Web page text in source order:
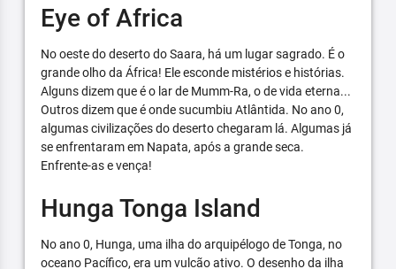
Eye of Africa
No oeste do deserto do Saara, há um lugar sagrado. É o
grande olho da África! Ele esconde mistérios e histórias.
Alguns dizem que é o lar de Mumm-Ra, o de vida eterna...
Outros dizem que é onde sucumbiu Atlântida. No ano 0,
algumas civilizações do deserto chegaram lá. Algumas já
se enfrentaram em Napata, após a grande seca.
Enfrente-as e vença!
Hunga Tonga Island
No ano 0, Hunga, uma ilha do arquipélogo de Tonga, no
oceano Pacífico, era um vulcão ativo. O desenho da ilha